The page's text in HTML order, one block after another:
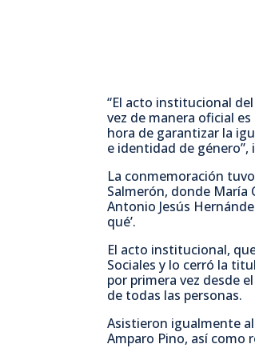
“El acto institucional
vez de manera oficial
hora de garantizar la
e identidad de
La conmemoración
Salmerón, donde María
Antonio Jesús
qué’.
El acto institucional,
Sociales y lo cerró la
por primera vez desde
de todas las personas.
Asistieron igualmente
Amparo Pino, así como